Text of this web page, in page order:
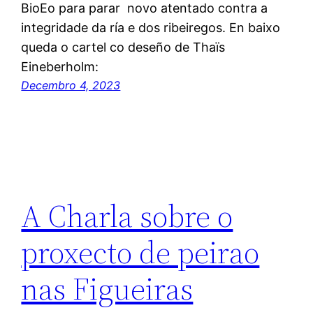
BioEo para parar novo atentado contra a
integridade da ría e dos ribeiregos. En baixo
queda o cartel co deseño de Thaïs
Eineberholm:
Decembro 4, 2023
A Charla sobre o
proxecto de peirao
nas Figueiras